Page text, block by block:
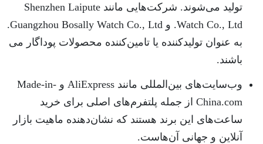
تولید می‌شوند. شرکت‌هایی مانند Shenzhen Laipute
Watch Co., Ltd. و Guangzhou Bosally Watch Co., Ltd.
به عنوان تولیدکننده یا تامین‌کننده محصولات پوداگار می
باشند.
وب‌سایت‌های بین‌المللی مانند AliExpress و Made-in-
China.com از جمله پلتفرم‌های اصلی برای خرید
ساعت‌های این برند هستند که نشان‌دهنده ماهیت بازار
آنلاین و جهانی آن‌هاست.